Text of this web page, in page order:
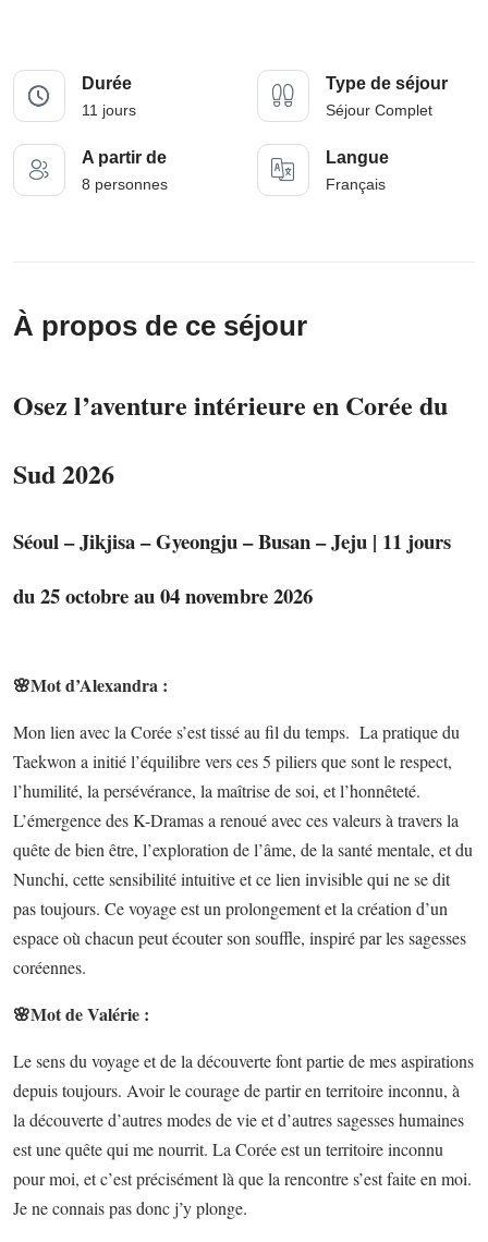
Durée
11 jours
Type de séjour
Séjour Complet
A partir de
8 personnes
Langue
Français
À propos de ce séjour
Osez l’aventure intérieure en Corée du
Sud 2026
Séoul – Jikjisa – Gyeongju – Busan – Jeju | 11 jours
du 25 octobre au 04 novembre 2026
🌸Mot d’Alexandra :
Mon lien avec la Corée s’est tissé au fil du temps. La pratique du
Taekwon a initié l’équilibre vers ces 5 piliers que sont le respect,
l’humilité, la persévérance, la maîtrise de soi, et l’honnêteté.
L’émergence des K-Dramas a renoué avec ces valeurs à travers la
quête de bien être, l’exploration de l’âme, de la santé mentale, et du
Nunchi, cette sensibilité intuitive et ce lien invisible qui ne se dit
pas toujours. Ce voyage est un prolongement et la création d’un
espace où chacun peut écouter son souffle, inspiré par les sagesses
coréennes.
🌸Mot de Valérie :
Le sens du voyage et de la découverte font partie de mes aspirations
depuis toujours. Avoir le courage de partir en territoire inconnu, à
la découverte d’autres modes de vie et d’autres sagesses humaines
est une quête qui me nourrit. La Corée est un territoire inconnu
pour moi, et c’est précisément là que la rencontre s’est faite en moi.
Je ne connais pas donc j’y plonge.